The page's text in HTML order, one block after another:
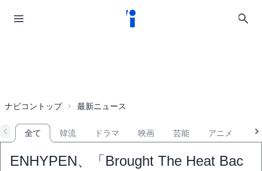
ナビコントップ 最新ニュース
全て 韓流 ドラマ 映画 芸能 アニメ
ENHYPEN、「Brought The Heat Bac